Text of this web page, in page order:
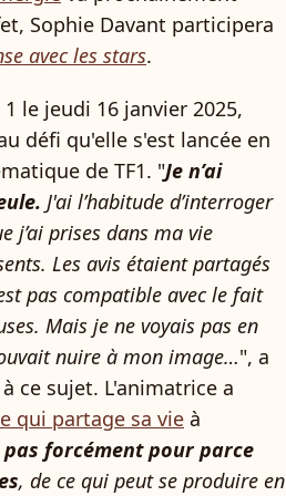
Sophie Davant participera
avec les stars.
le jeudi 16 janvier 2025,
défi qu'elle s'est lancée en
de TF1. "Je n’ai
J'ai l’habitude d’interroger
j’ai prises dans ma vie
Les avis étaient partagés
pas compatible avec le fait
Mais je ne voyais pas en
nuire à mon image…", a
ce sujet. L'animatrice a
qui partage sa vie à
pas forcément pour parce
, de ce qui peut se produire en